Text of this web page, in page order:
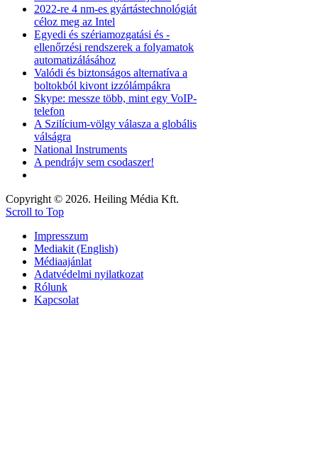
2022-re 4 nm-es gyártástechnológiát
céloz meg az Intel
Egyedi és szériamozgatási és -
ellenőrzési rendszerek a folyamatok
automatizálásához
Valódi és biztonságos alternatíva a
boltokból kivont izzólámpákra
Skype: messze több, mint egy VoIP-
telefon
A Szilícium-völgy válasza a globális
válságra
National Instruments
A pendrájv sem csodaszer!
Copyright © 2026. Heiling Média Kft.
Scroll to Top
Impresszum
Mediakit (English)
Médiaajánlat
Adatvédelmi nyilatkozat
Rólunk
Kapcsolat